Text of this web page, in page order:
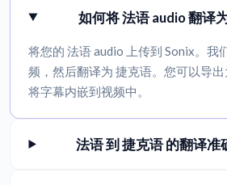
如何将 法语 audio 翻译
将您的 法语 audio 上传到 Sonix。我
频，然后翻译为 捷克语。您可以导
将字幕内嵌到视频中。
法语 到 捷克语 的翻译准